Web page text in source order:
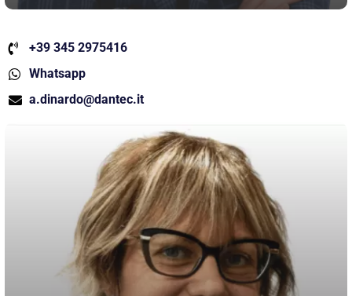
+39 345 2975416
Whatsapp
a.dinardo@dantec.it